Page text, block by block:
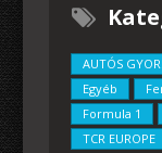
AUTÓS
Egyéb
Formula 1
TCR EUROPE